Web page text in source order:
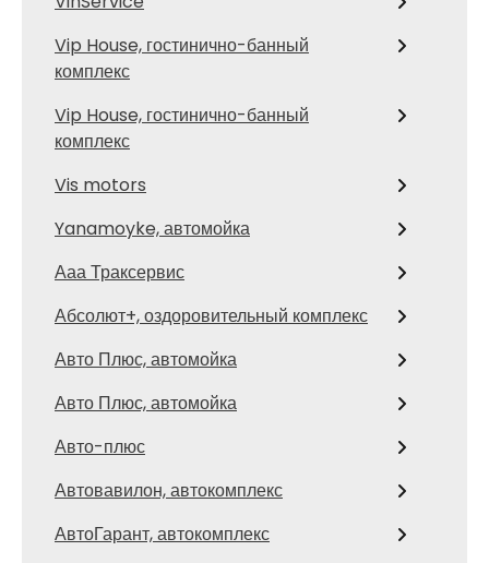
Vip House, гостинично-банный
комплекс
Vip House, гостинично-банный
комплекс
Vis motors
Yanamoyke, автомойка
Ааа Траксервис
Абсолют+, оздоровительный комплекс
Авто Плюс, автомойка
Авто Плюс, автомойка
Авто-плюс
Автовавилон, автокомплекс
АвтоГарант, автокомплекс